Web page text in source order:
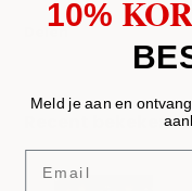
Delen
Recent bekeken
10%
Meld je aan en